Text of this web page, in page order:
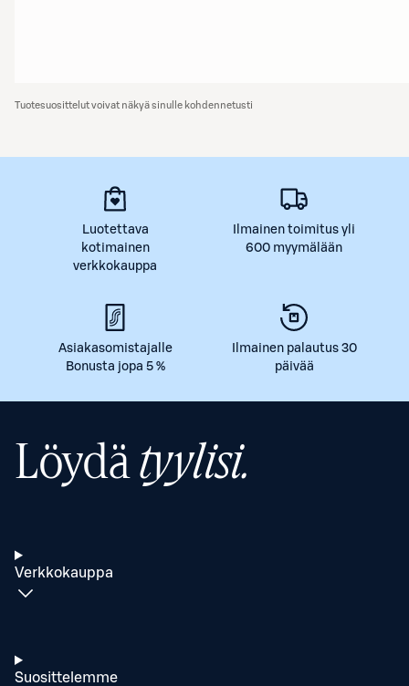
Tuotesuosittelut voivat näkyä sinulle kohdennetusti
Luotettava
kotimainen
verkkokauppa
Ilmainen toimitus yli
600 myymälään
Asiakasomistajalle
Bonusta jopa 5 %
Ilmainen palautus 30
päivää
Löydätyylisi.
Verkkokauppa
Suosittelemme